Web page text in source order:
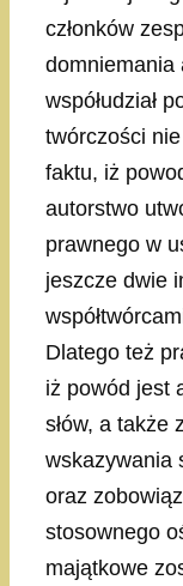
członków
domniemania
współudział
twórczości
faktu, iż
autorstwo
prawnego w
jeszcze dwie
Dlatego też
iż powód jest
słów, a także
wskazywania
oraz
stosownego
majątkowe